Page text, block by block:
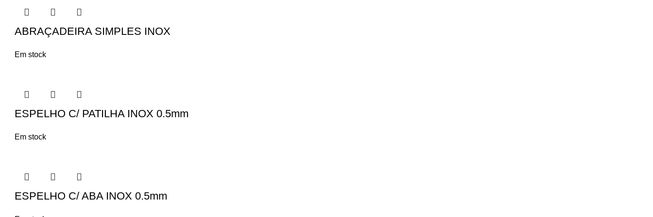
ABRAÇADEIRA SIMPLES INOX
Em stock
ESPELHO C/ PATILHA INOX 0.5mm
Em stock
ESPELHO C/ ABA INOX 0.5mm